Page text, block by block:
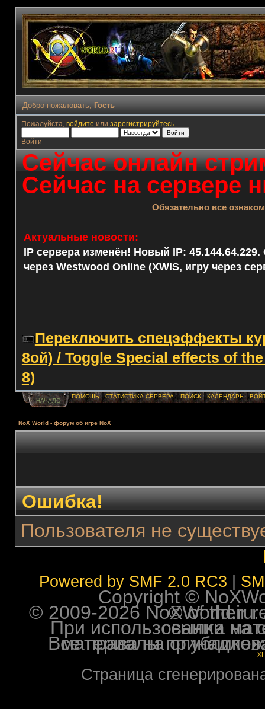
Добро пожаловать, Гость
Пожалуйста, войдите или зарегистрируйтесь.
Войти
Сейчас онлайн
Сейчас на сервере
Обязательно все
Актуальные новости:
IP сервера изменён! Новый IP: 45.144.64.229.
через Westwood Online (XWIS, игру через
Переключить спецэффекты
8ой) / Toggle Special effects of
8)
НАЧАЛО
ПОМОЩЬ СТАТИСТИКА СЕРВЕРА ПОИСК КАЛЕНДАРЬ
NoX World - форум об игре NoX
Ошибка!
Пользователя не
Powered by SMF 2.0 RC3
Copyright ©
© 2009-2026 NoXWorld.ru. All
При использовании
Все права на опубликованные на форуме
Страница